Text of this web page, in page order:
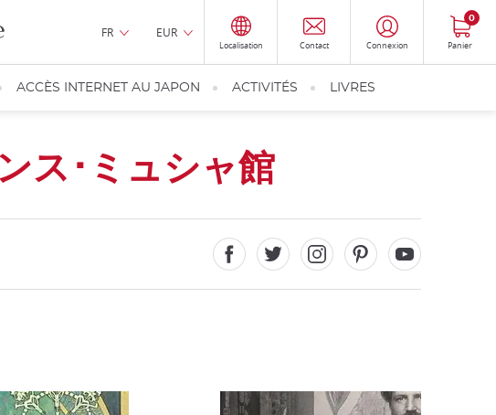
FR EUR
Localisation Contact Connexion Panier
0
ACCÈS INTERNET AU JAPON ACTIVITÉS LIVRES
ス･ミュシャ館